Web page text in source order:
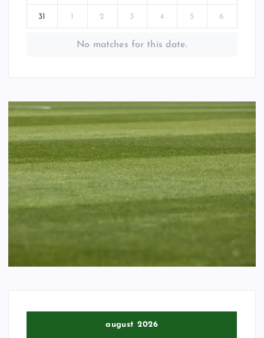
31 1 2 3 4 5 6
No matches for this date.
august 2026